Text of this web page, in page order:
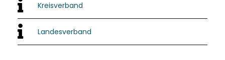
Kreisverband
Landesverband